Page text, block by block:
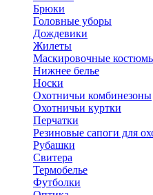
Брюки
Головные уборы
Дождевики
Жилеты
Маскировочные
Нижнее белье
Носки
Охотничьи комбинезоны
Охотничьи куртки
Перчатки
Резиновые сапоги для
Рубашки
Свитера
Термобелье
Футболки